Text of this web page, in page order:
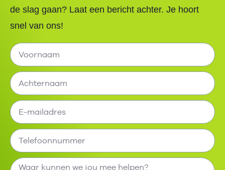
de slag gaan? Laat een bericht achter. Je hoort
snel van ons!